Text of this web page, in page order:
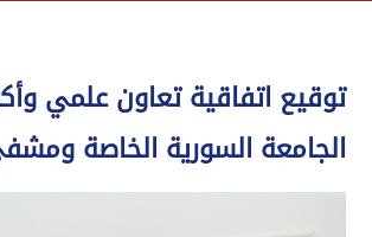
توقيع اتفاقية تعاون علمي
الجامعة السورية الخاصة